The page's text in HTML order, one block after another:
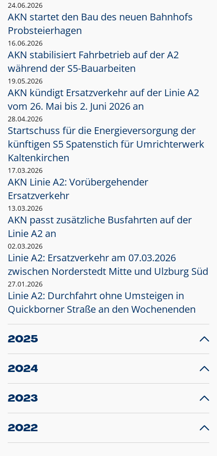
24.06.2026
AKN startet den Bau des neuen Bahnhofs
Probsteierhagen
16.06.2026
AKN stabilisiert Fahrbetrieb auf der A2
während der S5-Bauarbeiten
19.05.2026
AKN kündigt Ersatzverkehr auf der Linie A2
vom 26. Mai bis 2. Juni 2026 an
28.04.2026
Startschuss für die Energieversorgung der
künftigen S5 Spatenstich für Umrichterwerk
Kaltenkirchen
17.03.2026
AKN Linie A2: Vorübergehender
Ersatzverkehr
13.03.2026
AKN passt zusätzliche Busfahrten auf der
Linie A2 an
02.03.2026
Linie A2: Ersatzverkehr am 07.03.2026
zwischen Norderstedt Mitte und Ulzburg Süd
27.01.2026
Linie A2: Durchfahrt ohne Umsteigen in
Quickborner Straße an den Wochenenden
2025
23.12.2025
Projekt S5: Start der Bauarbeiten am
2024
10.12.2024
Großprojekt S5: Sperrung der Bahnstraße in
2023
20.12.2023
Schleswig-Holstein verlängert den
2022
22.12.2022